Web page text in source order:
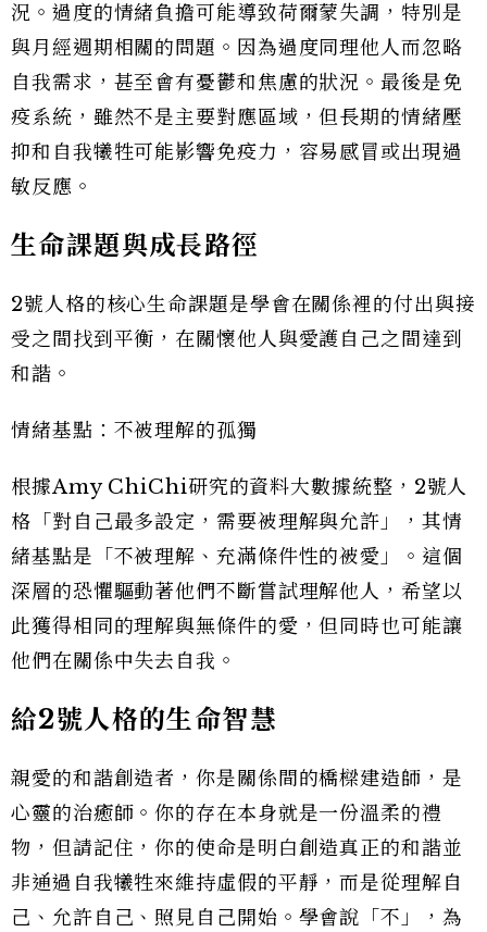
況。過度的情緒負擔可能導致荷爾蒙失調，特別是
與月經週期相關的問題。因為過度同理他人而忽略
自我需求，甚至會有憂鬱和焦慮的狀況。最後是免
疫系統，雖然不是主要對應區域，但長期的情緒壓
抑和自我犧牲可能影響免疫力，容易感冒或出現過
敏反應。
生命課題與成長路徑
2號人格的核心生命課題是學會在關係裡的付出與接
受之間找到平衡，在關懷他人與愛護自己之間達到
和諧。
情緒基點：不被理解的孤獨
根據Amy ChiChi研究的資料大數據統整，2號人
格「對自己最多設定，需要被理解與允許」，其情
緒基點是「不被理解、充滿條件性的被愛」。這個
深層的恐懼驅動著他們不斷嘗試理解他人，希望以
此獲得相同的理解與無條件的愛，但同時也可能讓
他們在關係中失去自我。
給2號人格的生命智慧
親愛的和諧創造者，你是關係間的橋樑建造師，是
心靈的治癒師。你的存在本身就是一份溫柔的禮
物，但請記住，你的使命是明白創造真正的和諧並
非通過自我犧牲來維持虛假的平靜，而是從理解自
己、允許自己、照見自己開始。學會說「不」，為